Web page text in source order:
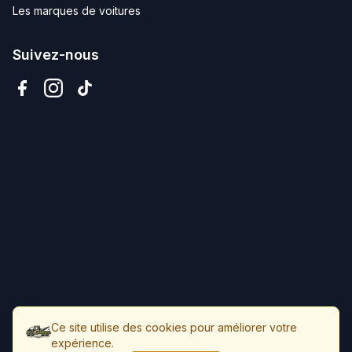
Les marques de voitures
Suivez-nous
Ce site utilise des cookies pour améliorer votre
expérience.